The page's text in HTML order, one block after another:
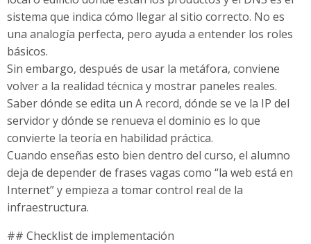
sistema que indica cómo llegar al sitio correcto. No es
una analogía perfecta, pero ayuda a entender los roles
básicos.
Sin embargo, después de usar la metáfora, conviene
volver a la realidad técnica y mostrar paneles reales.
Saber dónde se edita un A record, dónde se ve la IP del
servidor y dónde se renueva el dominio es lo que
convierte la teoría en habilidad práctica.
Cuando enseñas esto bien dentro del curso, el alumno
deja de depender de frases vagas como “la web está en
Internet” y empieza a tomar control real de la
infraestructura.
## Checklist de implementación